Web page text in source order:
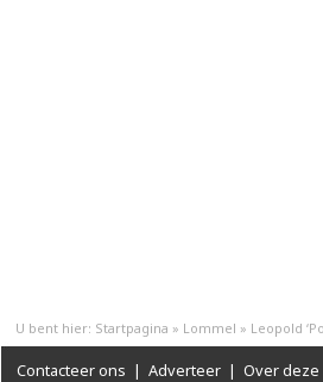
U bent hier: Startpagina » Lommel » Leopold
Contacteer ons | Adverteer | Over deze